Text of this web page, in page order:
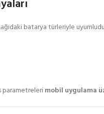
batarya türleriyle
parametrelerimobil uygulama